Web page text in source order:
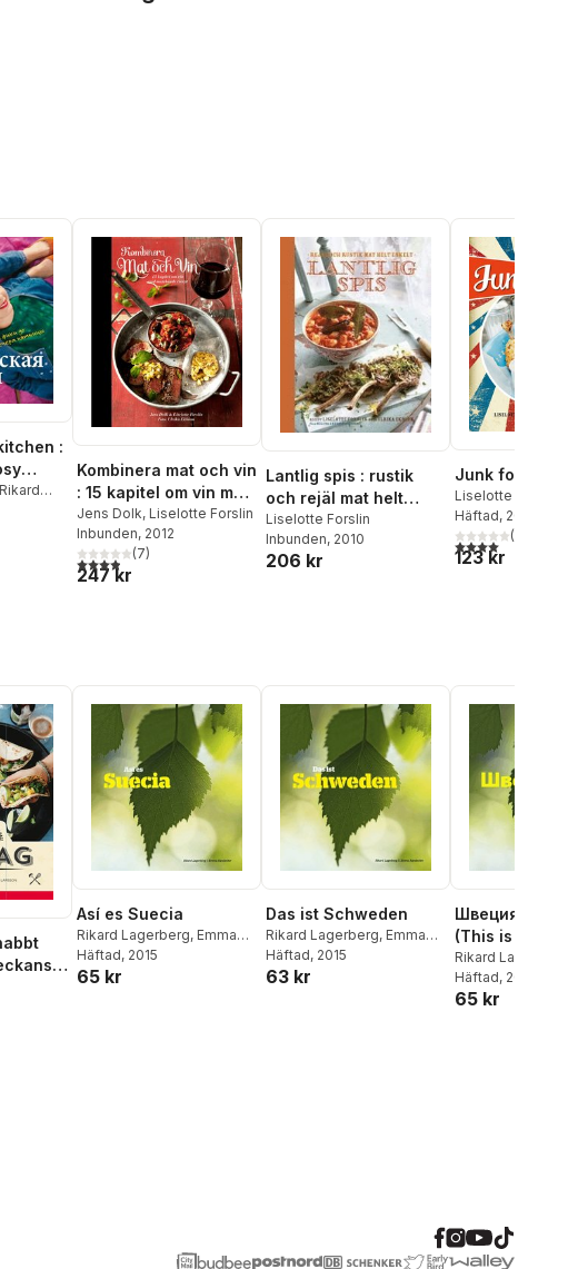
:
Rikard
Kombinera mat och vin
: 15 kapitel om vin med
matchande recept
Jens Dolk, Liselotte Forslin
Inbunden, 2012
3,9utav 5 stjärnor. Totalt antal röster:
(7)
247 kr
Lantlig spis : rustik
och rejäl mat helt
enkelt
Liselotte Forslin
Inbunden, 2010
206 kr
Junk food
Liselotte Forslin
Häftad, 2013
4,0utav 5(
123 kr
Así es Suecia
Rikard Lagerberg, Emma
Randecker
Häftad, 2015
65 kr
Das ist Schweden
Rikard Lagerberg, Emma
Randecker
Häftad, 2015
63 kr
Швеция,
(This is
Rikard Lagerberg
Randecker
Häftad, 2016
65 kr